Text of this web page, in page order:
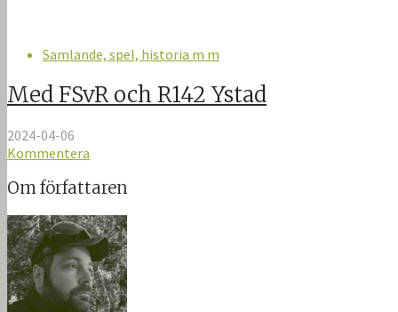
Samlande, spel, historia m m
Med FSvR och R142 Ystad
2024-04-06
Kommentera
Om författaren